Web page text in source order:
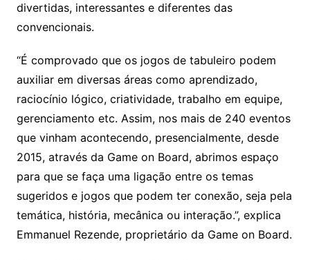
divertidas, interessantes e diferentes das
convencionais.
“É comprovado que os jogos de tabuleiro podem
auxiliar em diversas áreas como aprendizado,
raciocínio lógico, criatividade, trabalho em equipe,
gerenciamento etc. Assim, nos mais de 240 eventos
que vinham acontecendo, presencialmente, desde
2015, através da Game on Board, abrimos espaço
para que se faça uma ligação entre os temas
sugeridos e jogos que podem ter conexão, seja pela
temática, história, mecânica ou interação.”, explica
Emmanuel Rezende, proprietário da Game on Board.